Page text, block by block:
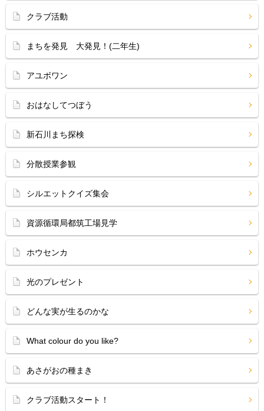
クラブ活動
まちを発見 大発見！(二年生)
アユボワン
おはなしてつぼう
新石川まち探検
分散授業参観
シルエットクイズ集会
資源循環局都筑工場見学
ホウセンカ
光のプレゼント
どんな実が生るのかな
What colour do you like?
あさがおの種まき
クラブ活動スタート！